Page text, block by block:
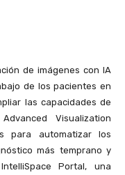
de imágenes con IA
de los pacientes en
las capacidades de
Visualization
para automatizar los
más temprano y
Portal, una